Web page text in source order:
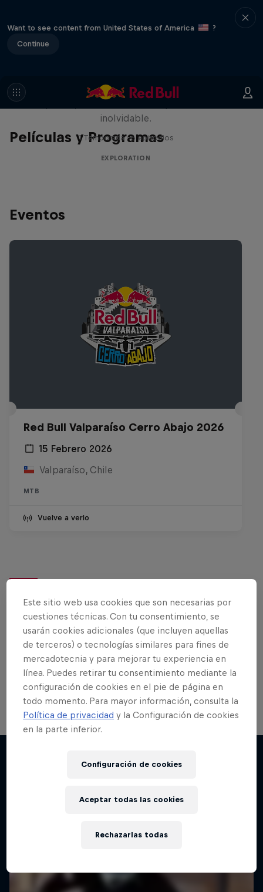
Want to see content from United States of America
?
Continue
Películas y Programas
Rob Warner’s Wild Rides
inolvidable.
1 Temporada · 6 episodios
EXPLORATION
Eventos
Red Bull Valparaíso Cerro Abajo 2026
15 Febrero 2026
Valparaíso, Chile
MTB
Vuelve a verlo
¿Quieres más de esto?
Bike
MTB, BMX o XC…¡lo mejor del mundo de las bicis
en un solo lugar!
Este sitio web usa cookies que son necesarias por
cuestiones técnicas. Con tu consentimiento, se
usarán cookies adicionales (que incluyen aquellas
de terceros) o tecnologías similares para fines de
mercadotecnia y para mejorar tu experiencia en
línea. Puedes retirar tu consentimiento mediante la
configuración de cookies en el pie de página en
todo momento. Para mayor información, consulta la
Política de privacidad y la Configuración de cookies
en la parte inferior.
Configuración de cookies
Rechazarlas todas
Aceptar todas las cookies